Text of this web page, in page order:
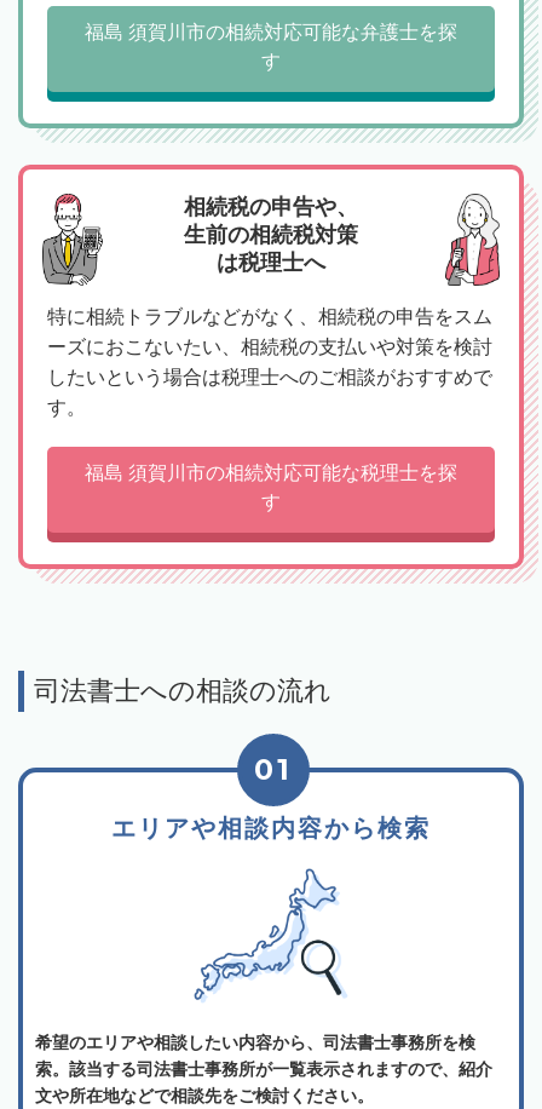
福島 須賀川市の相続対応可能な弁護士を探
す
相続税の申告や、
生前の相続税対策
は税理士へ
特に相続トラブルなどがなく、相続税の申告をスム
ーズにおこないたい、相続税の支払いや対策を検討
したいという場合は税理士へのご相談がおすすめで
す。
福島 須賀川市の相続対応可能な税理士を探
す
司法書士への相談の流れ
エリアや相談内容から検索
01
希望のエリアや相談したい内容から、司法書士事務所を検
索。該当する司法書士事務所が一覧表示されますので、紹介
文や所在地などで相談先をご検討ください。